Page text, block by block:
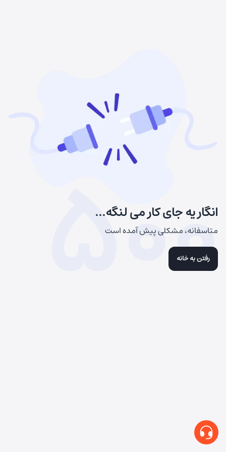
انگار یه جای کار می لنگه...
متاسفانه، مشکلی پیش آمده است
رفتن به خانه
500